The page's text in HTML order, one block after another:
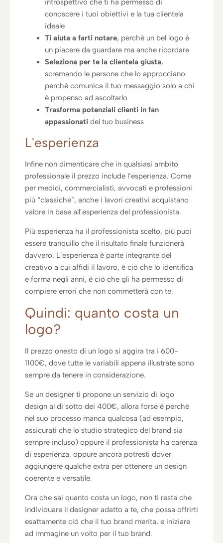
introspettivo che ti ha permesso di
conoscere i tuoi obiettivi e la tua clientela
ideale
Ti aiuta a farti notare, perchè un bel logo è
un piacere da guardare ma anche ricordare
Seleziona per te la clientela giusta,
scremando le persone che lo approcciano
perché comunica il tuo messaggio solo a chi
è propenso ad ascoltarlo
Trasforma potenziali clienti in fan
appassionati del tuo business
L'esperienza
Infine non dimenticare che in qualsiasi ambito
professionale il prezzo include l’esperienza. Come
per medici, commercialisti, avvocati e professioni
più “classiche”, anche i lavori creativi acquistano
valore in base all’esperienza del professionista.
Più esperienza ha il professionista scelto, più puoi
essere tranquillo che il risultato finale funzionerà
davvero. L’esperienza è parte integrante del
creativo a cui affidi il lavoro, è ciò che lo identifica
e forma negli anni, è ciò che gli ha permesso di
compiere errori che non commetterà con te.
Quindi: quanto costa un
logo?
Il prezzo onesto di un logo si aggira tra i 600-
1100€, dove tutte le variabili appena illustrate sono
sempre da tenere in considerazione.
Se un designer ti propone un servizio di logo
design al di sotto dei 400€, allora forse è perchè
nel suo processo manca qualcosa (ad esempio,
assicurati che lo studio strategico del brand sia
sempre incluso) oppure il professionista ha carenza
di esperienza, oppure ancora potresti dover
aggiungere qualche extra per ottenere un design
coerente e versatile.
Ora che sai quanto costa un logo, non ti resta che
individuare il designer adatto a te, che possa offrirti
esattamente ciò che il tuo brand merita, e iniziare
ad immagine un volto per il tuo brand.